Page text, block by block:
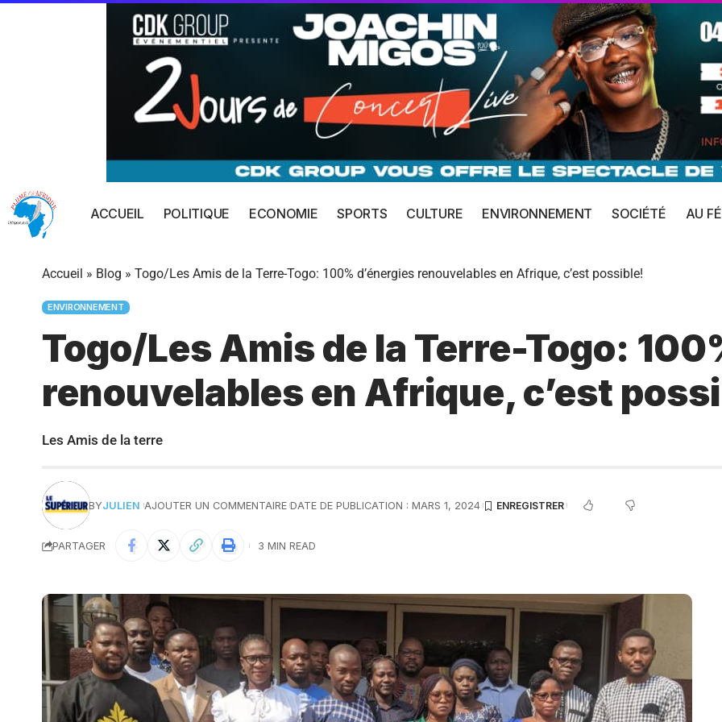
ACCUEIL POLITIQUE ECONOMIE SPORTS CULTURE ENVIRONNEMENT SOCIÉTÉ AU
Accueil » Blog » Togo/Les Amis de la Terre-Togo: 100% d’énergies renouvelables en Afrique, c’est possible!
ENVIRONNEMENT
Togo/Les Amis de la Terre-Togo:
renouvelables en Afrique, c’est
Les Amis de la terre
BYJULIEN AJOUTER UN COMMENTAIRE DATE DE PUBLICATION : MARS 1, 2024
PARTAGER 3 MIN READ